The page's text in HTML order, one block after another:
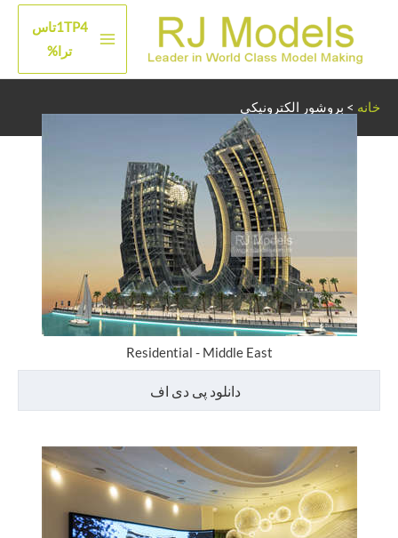
1TP4تاس
ترا%
خانه > بروشور الکترونیکی
Residential - Middle East
دانلود پی دی اف